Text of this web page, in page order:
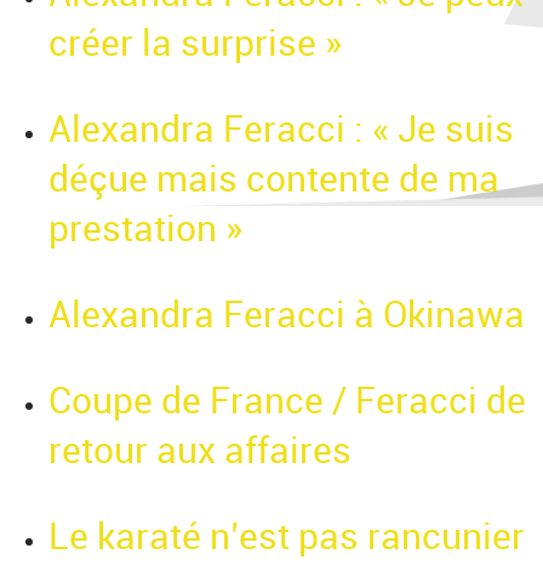
créer la surprise »
Alexandra Feracci : « Je suis
déçue mais contente de ma
prestation »
Alexandra Feracci à Okinawa
Coupe de France / Feracci de
retour aux affaires
Le karaté n’est pas rancunier